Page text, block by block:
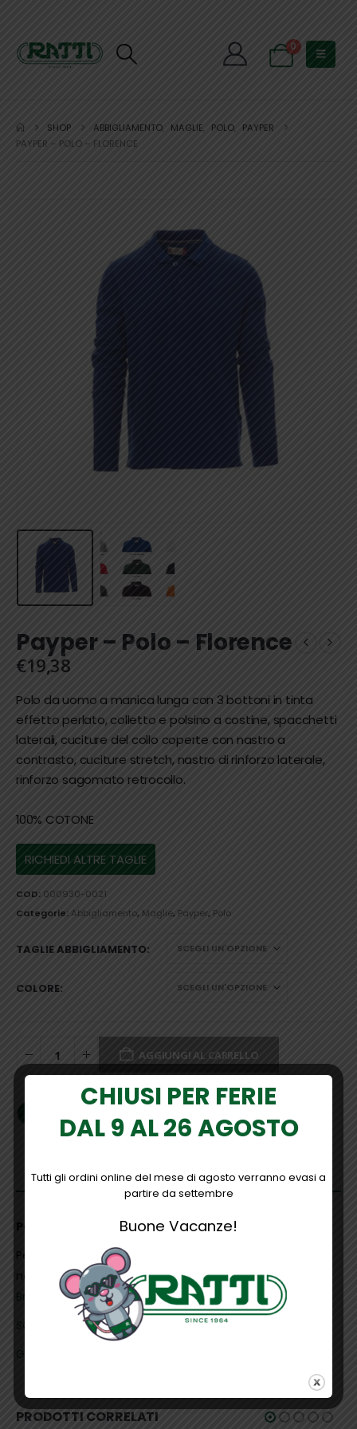
0
SHOP ABBIGLIAMENTO MAGLIE POLO
PAYPER
PAYPER – POLO – FLORENCE
Payper – Polo – Florence
€19,38
Polo da uomo a manica lunga con 3 bottoni in tinta
effetto perlato, colletto e polsino a costine, spacchetti
laterali, cuciture del collo coperte con nastro a
contrasto, cuciture stretch, nastro di rinforzo laterale,
rinforzo sagomato retrocollo.
100% COTONE
COD: 000930-0021
Categorie:Abbigliamento, Maglie, Payper, Polo
TAGLIE ABBIGLIAMENTO
COLORE
AGGIUNGI AL CARRELLO
DESCRIZIONE
Polo Florence Payper
Per maggiori informazioni
nostro
showroom di abbigliamento antinfortunistico a
Brugherio– Monza.
SCHEDA PRODOTTO
GUIDA ALLE TAGLIE
PRODOTTI CORRELATI
CHIUSI PER FERIE
DAL 9 AL 26 AGOSTO
Tutti gli ordini online del mese di agosto verranno evasi a
partire da settembre
Buone Vacanze!